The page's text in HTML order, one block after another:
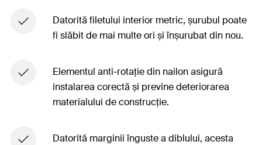
Datorită filetului interior metric, șurubul poate
fi slăbit de mai multe ori și înșurubat din nou.
Elementul anti-rotație din nailon asigură
instalarea corectă și previne deteriorarea
materialului de construcție.
Datorită marginii înguste a diblului, acesta